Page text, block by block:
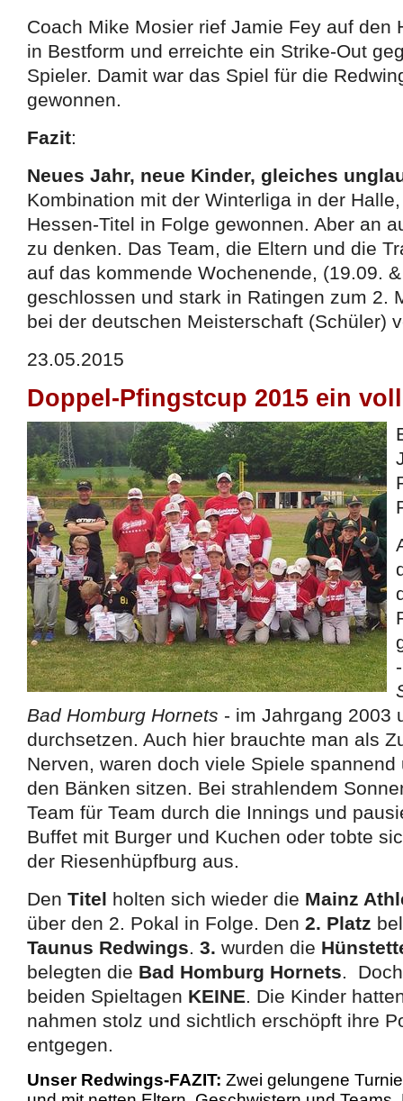
Coach Mike Mosier rief Jamie Fey auf den
in Bestform und erreichte ein Strike-Out
Spieler. Damit war das Spiel für die
gewonnen.
Fazit:
Neues Jahr, neue Kinder, gleiches
Kombination mit der Winterliga in der
Hessen-Titel in Folge gewonnen. Aber an
zu denken. Das Team, die Eltern und die
auf das kommende Wochenende, (19.09.
geschlossen und stark in Ratingen zum 2.
bei der deutschen Meisterschaft (Schüler)
23.05.2015
Doppel-Pfingstcup 2015 ein
Bad Homburg Hornets - im Jahrgang 2003
durchsetzen. Auch hier brauchte man als
Nerven, waren doch viele Spiele
den Bänken sitzen. Bei strahlendem
Team für Team durch die Innings und
Buffet mit Burger und Kuchen oder tobte
der Riesenhüpfburg aus.
Den Titel holten sich wieder die Mainz
über den 2. Pokal in Folge. Den 2. Platz
Taunus Redwings. 3. wurden die
belegten die Bad Homburg Hornets.
beiden Spieltagen KEINE. Die Kinder
nahmen stolz und sichtlich erschöpft ihre
entgegen.
Unser Redwings-FAZIT: Zwei gelungene